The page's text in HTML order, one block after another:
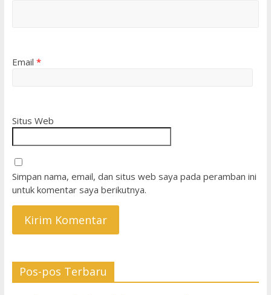
Email *
Situs Web
Simpan nama, email, dan situs web saya pada peramban ini
untuk komentar saya berikutnya.
Pos-pos Terbaru